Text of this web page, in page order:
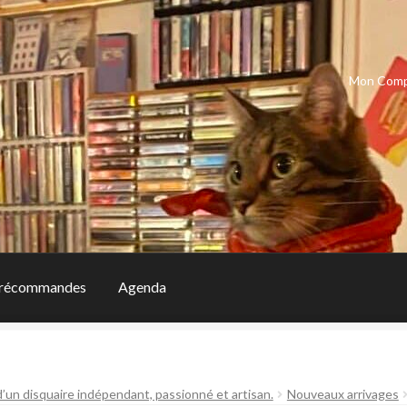
Mon
Agenda
disquaire indépendant, passionné et artisan. Nouveaux arrivages